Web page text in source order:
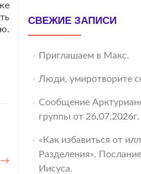
→
СВЕЖИЕ ЗАПИСИ
Приглашаем в Макс.
Люди, умиротворите
Сообщение
группы от 26.07.2026г.
«Как избавиться от
Разделения».
Иисуса.